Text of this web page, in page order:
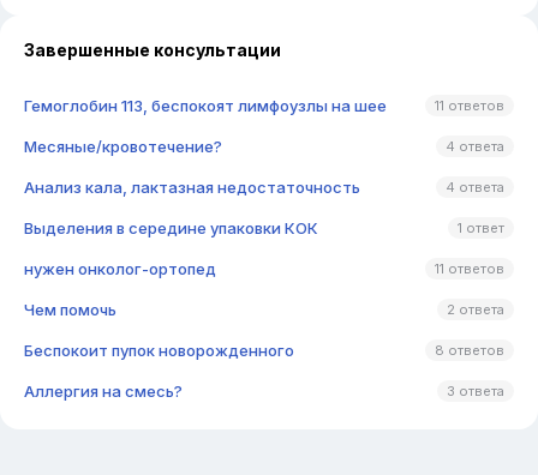
Завершенные консультации
Гемоглобин 113, беспокоят лимфоузлы на шее 11 ответов
Месяные/кровотечение? 4 ответа
Анализ кала, лактазная недостаточность 4 ответа
Выделения в середине упаковки КОК 1 ответ
нужен онколог-ортопед 11 ответов
Чем помочь 2 ответа
Беспокоит пупок новорожденного 8 ответов
Аллергия на смесь? 3 ответа